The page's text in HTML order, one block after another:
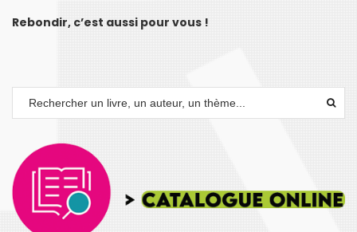
Rebondir, c’est aussi pour vous !